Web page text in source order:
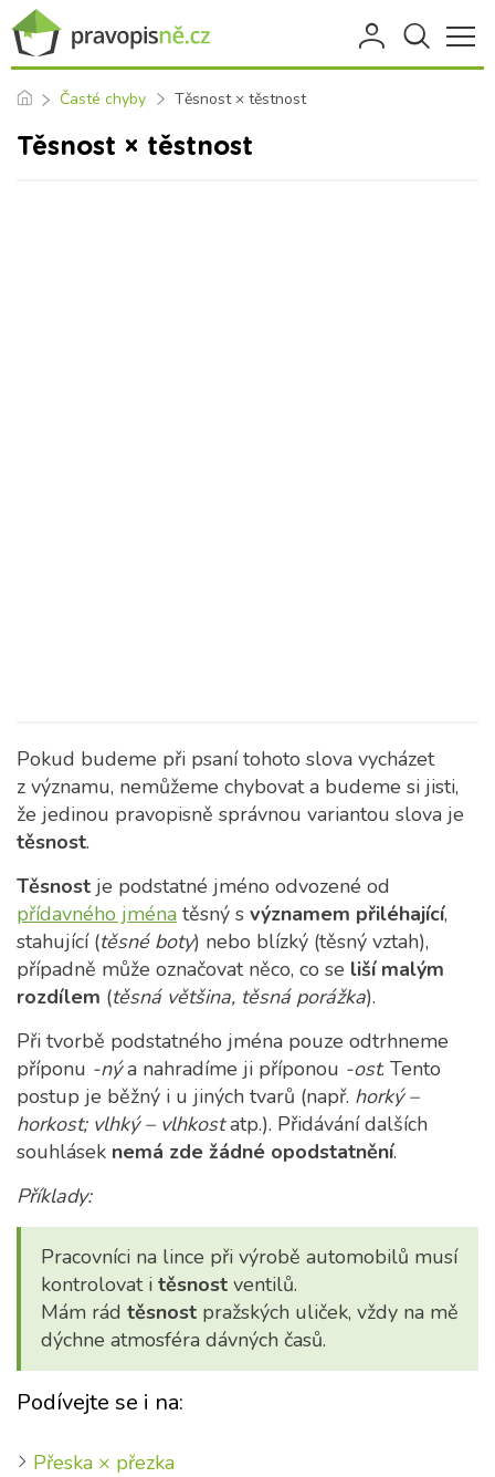
Časté chyby Těsnost × těstnost
Těsnost × těstnost
Pokud budeme při psaní tohoto slova vycházet
z významu, nemůžeme chybovat a budeme si jisti,
že jedinou pravopisně správnou variantou slova je
těsnost.
Těsnost je podstatné jméno odvozené od
přídavného jména těsný s významem přiléhající,
stahující (těsné boty) nebo blízký (těsný vztah),
případně může označovat něco, co se liší malým
rozdílem (těsná většina, těsná porážka).
Při tvorbě podstatného jména pouze odtrhneme
příponu -nýa nahradíme ji příponou -ost. Tento
postup je běžný i u jiných tvarů (např. horký –
horkost; vlhký – vlhkostatp.). Přidávání dalších
souhlásek nemá zde žádné opodstatnění.
Příklady:
Pracovníci na lince při výrobě automobilů musí
kontrolovat i těsnost ventilů.
Mám rád těsnost pražských uliček, vždy na mě
dýchne atmosféra dávných časů.
Podívejte se i na:
Přeska × přezka